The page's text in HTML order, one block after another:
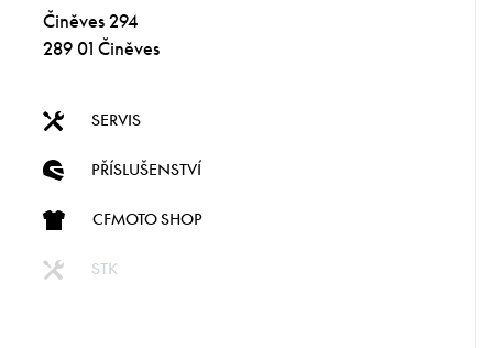
Činěves 294
289 01 Činěves
SERVIS
PŘÍSLUŠENSTVÍ
CFMOTO SHOP
STK